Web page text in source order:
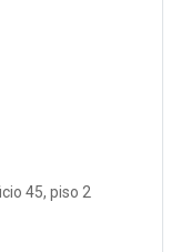
45, piso 2